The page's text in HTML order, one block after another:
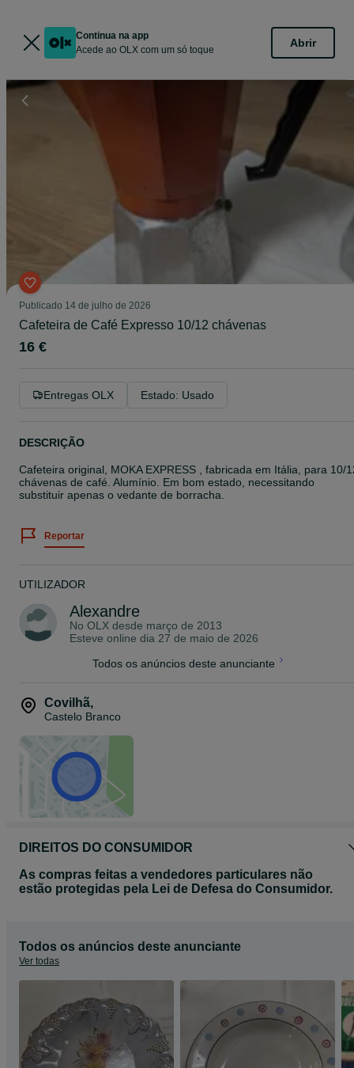
Continua na app
Acede ao OLX com um só toque
Abrir
Publicado 14 de julho de 2026
Cafeteira de Café Expresso 10/12 chávenas
16 €
Entregas OLX Estado: Usado
DESCRIÇÃO
Cafeteira original, MOKA EXPRESS , fabricada em Itália, para 10/
chávenas de café. Alumínio. Em bom estado, necessitando
substituir apenas o vedante de borracha.
Reportar
UTILIZADOR
Alexandre
No OLX desde março de 2013
Esteve online dia 27 de maio de 2026
Todos os anúncios deste anunciante
Covilhã,
Castelo Branco
DIREITOS DO CONSUMIDOR
As compras feitas a vendedores particulares não
estão protegidas pela Lei de Defesa do Consumidor.
Todos os anúncios deste anunciante
Ver todas